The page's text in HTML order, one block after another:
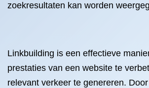
zoekresultaten kan worden
Linkbuilding is een effectieve
prestaties van een website te
relevant verkeer te genereren.